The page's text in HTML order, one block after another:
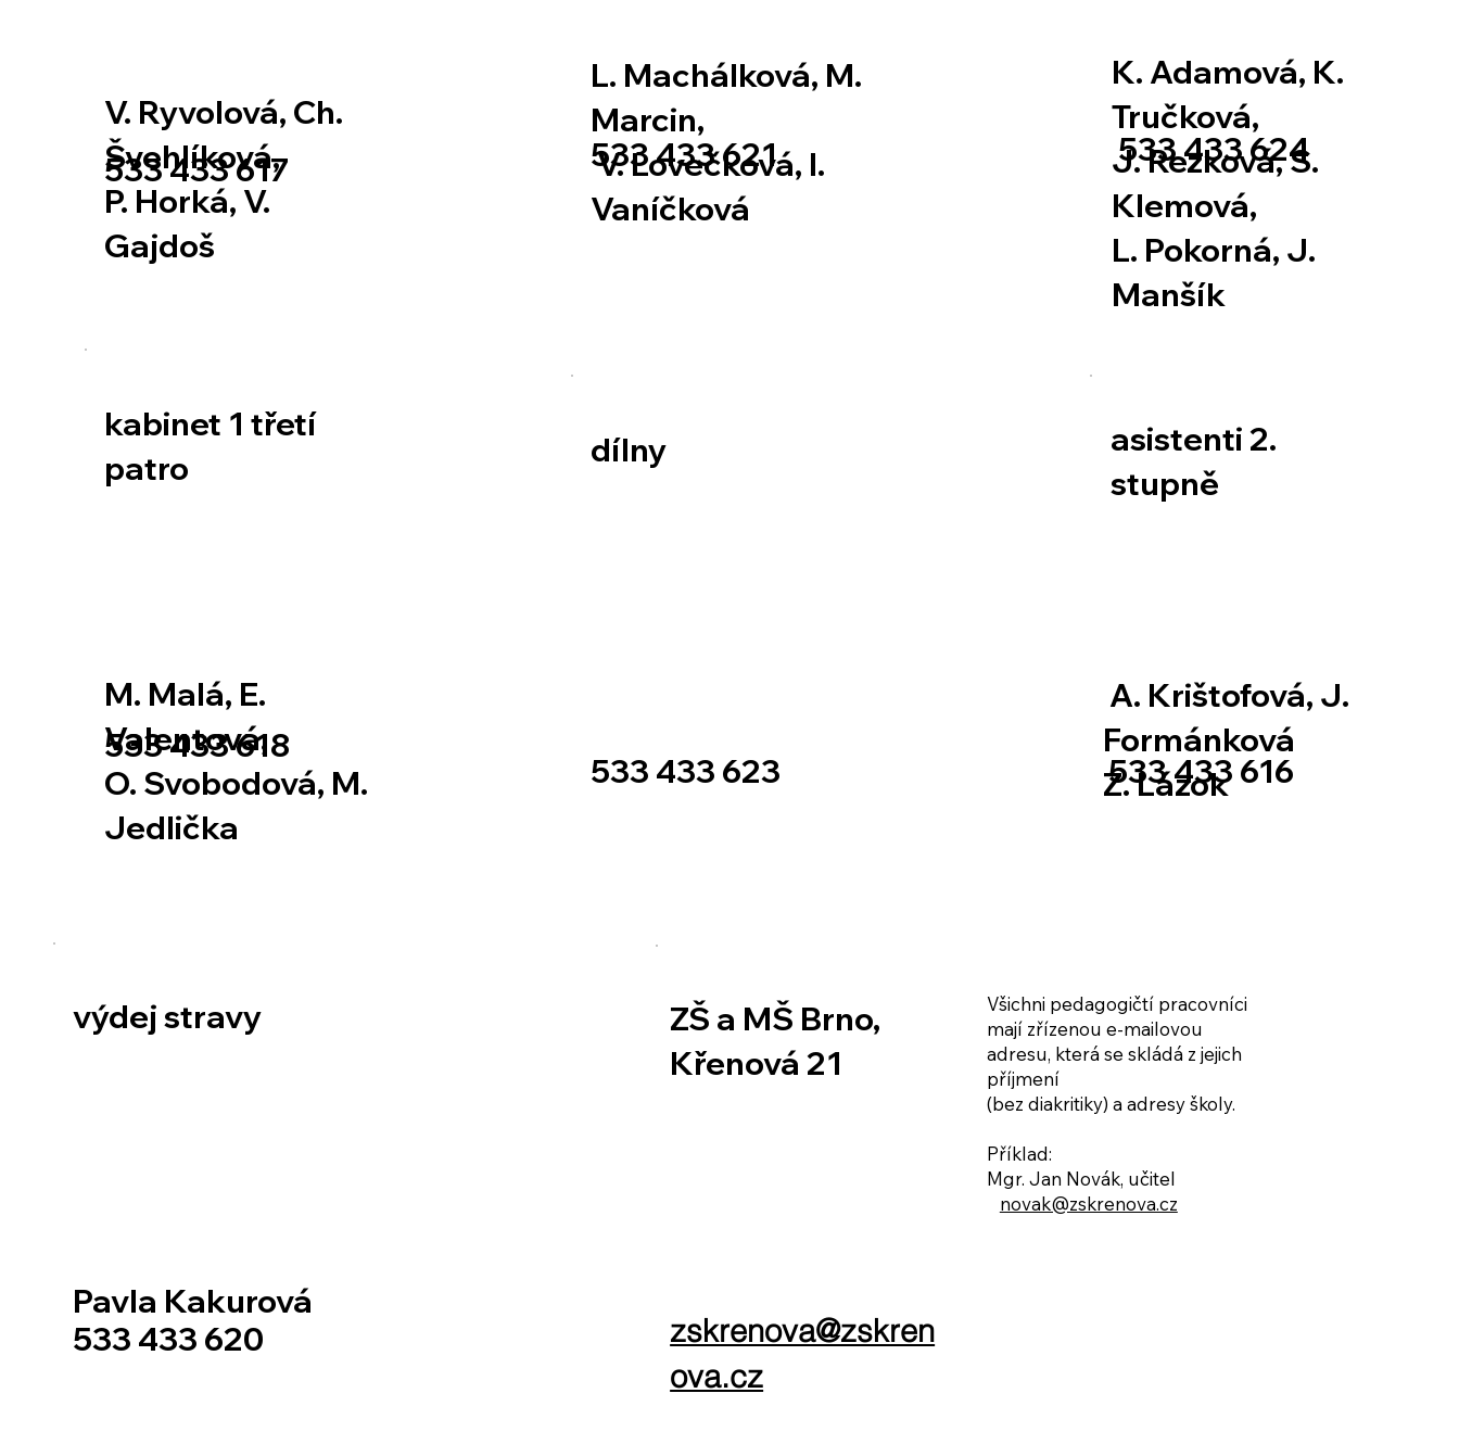
V. Ryvolová, Ch.
Švehlíková,
P. Horká, V.
Gajdoš
533 433 617
K. Adamová, K.
Tručková,
J. Rezková, S.
Klemová,
L. Pokorná, J.
Manšík
533 433 624
L. Machálková, M.
Marcin,
V. Lovečková, I.
Vaníčková
533 433 621
kabinet 1 třetí
patro
M. Malá, E.
Valentová,
O. Svobodová, M.
Jedlička
533 433 618
asistenti 2.
stupně
A. Krištofová, J.
Formánková
Z. Lázok
533 433 616
dílny
533 433 623
výdej stravy
Pavla Kakurová
533 433 620
ZŠ a MŠ Brno,
Křenová 21
Všichni pedagogičtí pracovníci
mají zřízenou e-mailovou
adresu, která se skládá z jejich
příjmení
(bez diakritiky) a adresy školy.
Příklad:
Mgr. Jan Novák, učitel
novak@zskrenova.cz
zskrenova@zskren
ova.cz